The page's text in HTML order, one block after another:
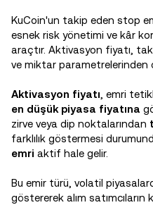
KuCoin'un takip eden stop
esnek risk yönetimi ve kâr
araçtır. Aktivasyon fiyatı,
ve miktar parametrelerinden
Aktivasyon fiyatı , emri
en düşük piyasa fiyatına
zirve veya dip noktalarından
farklılık göstermesi
emri aktif hale gelir.
Bu emir türü, volatil
göstererek alım satımcıların